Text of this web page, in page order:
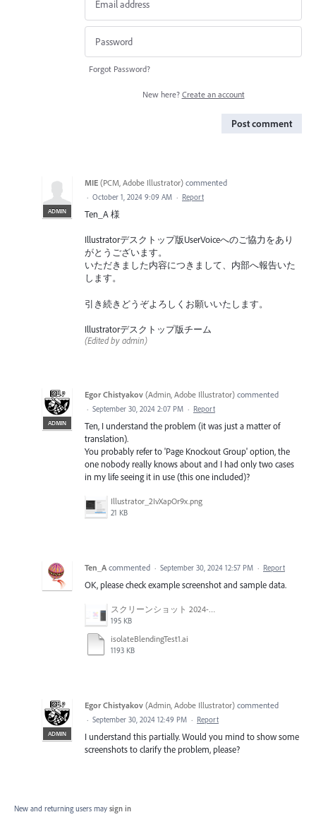
Forgot Password?
New here? Create an account
Post comment
ADMIN
MIE (PCM, Adobe Illustrator) commented
· October 1, 2024 9:09 AM · Report
Ten_A 様
Illustratorデスクトップ版UserVoiceへのご協力をあり
がとうございます。
いただきました内容につきまして、内部へ報告いた
します。
引き続きどうぞよろしくお願いいたします。
Illustratorデスクトップ版チーム
(Edited by admin)
ADMIN
Egor Chistyakov (Admin, Adobe Illustrator) commented
· September 30, 2024 2:07 PM · Report
Ten, I understand the problem (it was just a matter of
translation).
You probably refer to 'Page Knockout Group' option, the
one nobody really knows about and I had only two cases
in my life seeing it in use (this one included)?
Illustrator_2IvXapOr9x.png
21 KB
Ten_A commented · September 30, 2024 12:57 PM · Report
OK, please check example screenshot and sample data.
スクリーンショット 2024-09-30 16.25.55.png
195 KB
isolateBlendingTest1.ai
1193 KB
ADMIN
Egor Chistyakov (Admin, Adobe Illustrator) commented
· September 30, 2024 12:49 PM · Report
I understand this partially. Would you mind to show some
screenshots to clarify the problem, please?
New and returning users may sign in